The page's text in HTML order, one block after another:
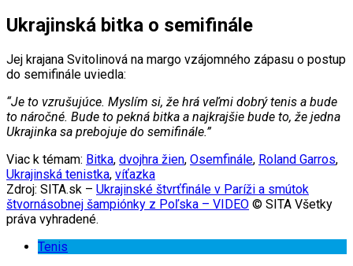
Ukrajinská bitka o semifinále
Jej krajana Svitolinová na margo vzájomného zápasu o postup
do semifinále uviedla:
“Je to vzrušujúce. Myslím si, že hrá veľmi dobrý tenis a bude
to náročné. Bude to pekná bitka a najkrajšie bude to, že jedna
Ukrajinka sa prebojuje do semifinále.”
Viac k témam: Bitka, dvojhra žien, Osemfinále, Roland Garros,
Ukrajinská tenistka, víťazka
Zdroj: SITA.sk – Ukrajinské štvrťfinále v Paríži a smútok
štvornásobnej šampiónky z Poľska – VIDEO © SITA Všetky
práva vyhradené.
Tenis